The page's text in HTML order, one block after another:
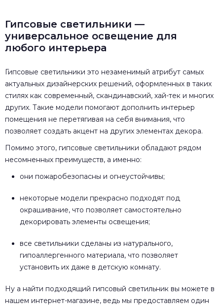
Гипсовые светильники —
универсальное освещение для
любого интерьера
Гипсовые светильники это незаменимый атрибут самых
актуальных дизайнерских решений, оформленных в таких
стилях как современный, скандинавский, хай-тек и многих
других. Такие модели помогают дополнить интерьер
помещения не перетягивая на себя внимания, что
позволяет создать акцент на других элементах декора.
Помимо этого, гипсовые светильники обладают рядом
несомненных преимуществ, а именно:
они пожаробезопасны и огнеустойчивы;
некоторые модели прекрасно подходят под
окрашивание, что позволяет самостоятельно
декорировать элементы освещения;
все светильники сделаны из натурального,
гипоаллергенного материала, что позволяет
установить их даже в детскую комнату.
Ну а найти подходящий гипсовый светильник вы можете в
нашем интернет-магазине, ведь мы предоставляем один